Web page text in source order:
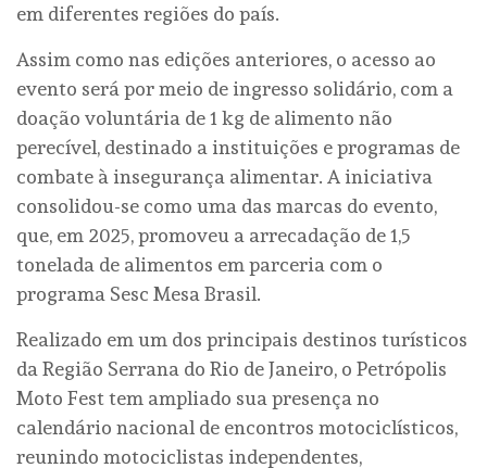
em diferentes regiões do país.
Assim como nas edições anteriores, o acesso ao
evento será por meio de ingresso solidário, com a
doação voluntária de 1 kg de alimento não
perecível, destinado a instituições e programas de
combate à insegurança alimentar. A iniciativa
consolidou-se como uma das marcas do evento,
que, em 2025, promoveu a arrecadação de 1,5
tonelada de alimentos em parceria com o
programa Sesc Mesa Brasil.
Realizado em um dos principais destinos turísticos
da Região Serrana do Rio de Janeiro, o Petrópolis
Moto Fest tem ampliado sua presença no
calendário nacional de encontros motociclísticos,
reunindo motociclistas independentes,